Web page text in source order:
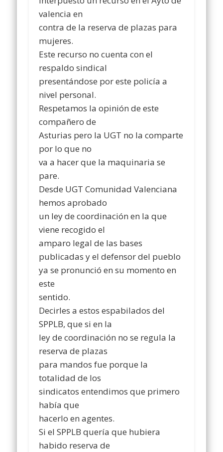
valencia en
contra de la reserva de plazas para
mujeres.
Este recurso no cuenta con el
respaldo sindical
presentándose por este policía a
nivel personal.
Respetamos la opinión de este
compañero de
Asturias pero la UGT no la comparte
por lo que no
va a hacer que la maquinaria se
pare.
Desde UGT Comunidad Valenciana
hemos aprobado
un ley de coordinación en la que
viene recogido el
amparo legal de las bases
publicadas y el defensor del pueblo
ya se pronunció en su momento en
este
sentido.
Decirles a estos espabilados del
SPPLB, que si en la
ley de coordinación no se regula la
reserva de plazas
para mandos fue porque la
totalidad de los
sindicatos entendimos que primero
había que
hacerlo en agentes.
Si el SPPLB quería que hubiera
habido reserva de